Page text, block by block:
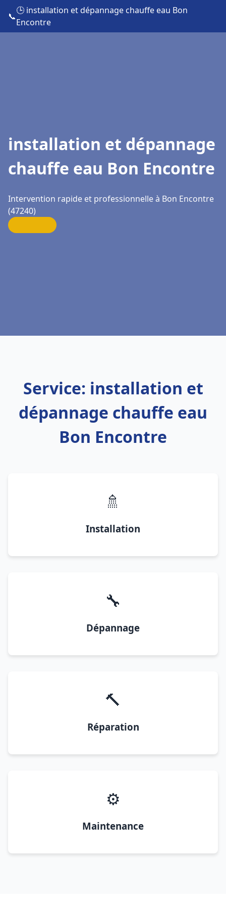
📞
🕒 installation et dépannage chauffe eau Bon
Encontre
installation et dépannage
chauffe eau Bon Encontre
Intervention rapide et professionnelle à Bon Encontre
(47240)
Service: installation et
dépannage chauffe eau
Bon Encontre
🚿
Installation
🔧
Dépannage
🔨
Réparation
⚙️
Maintenance